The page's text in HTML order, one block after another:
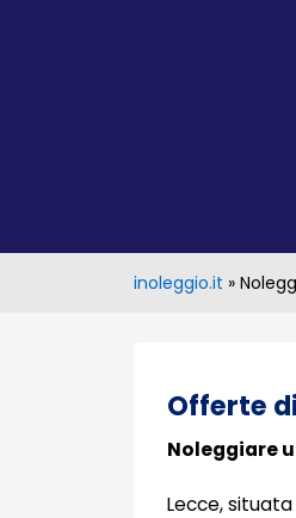
inoleggio.it »
Offerte
Noleggiare
Lecce,